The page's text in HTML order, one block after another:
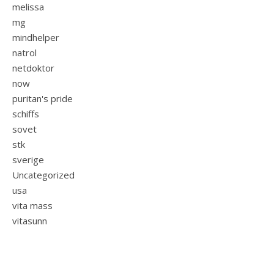
melissa
mg
mindhelper
natrol
netdoktor
now
puritan's pride
schiffs
sovet
stk
sverige
Uncategorized
usa
vita mass
vitasunn